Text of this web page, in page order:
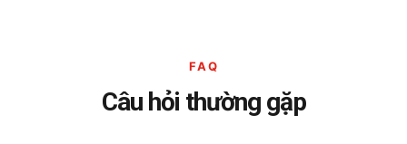
FAQ
Câu hỏi thường gặp